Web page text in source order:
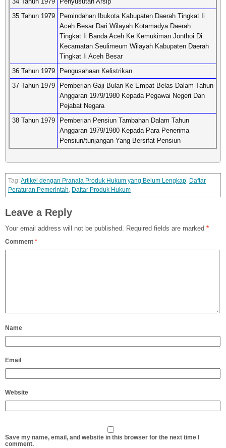
35 Tahun 1979
Pemindahan Ibukota Kabupaten Daerah Tingkat Ii
Aceh Besar Dari Wilayah Kotamadya Daerah
Tingkat Ii Banda Aceh Ke Kemukiman Jonthoi Di
Kecamatan Seulimeum Wilayah Kabupaten Daerah
Tingkat Ii Aceh Besar
36 Tahun 1979
Pengusahaan Kelistrikan
37 Tahun 1979
Pemberian Gaji Bulan Ke Empat Belas Dalam Tahun
Anggaran 1979/1980 Kepada Pegawai Negeri Dan
Pejabat Negara
38 Tahun 1979
Pemberian Pensiun Tambahan Dalam Tahun
Anggaran 1979/1980 Kepada Para Penerima
Pensiun/tunjangan Yang Bersifat Pensiun
Artikel dengan Pranala Produk Hukum yang Belum Lengkap, Daftar
Peraturan Pemerintah, Daftar Produk Hukum
Leave a Reply
Your email address will not be published. Required fields are marked *
Comment *
Name
Email
Website
Save my name, email, and website in this browser for the next time I
comment.